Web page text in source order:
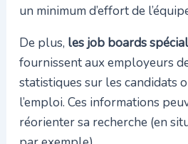
un minimum d’effort de
De plus, les job boards
fournissent aux employeurs
statistiques sur les candidats
l’emploi. Ces informations
réorienter sa recherche (en